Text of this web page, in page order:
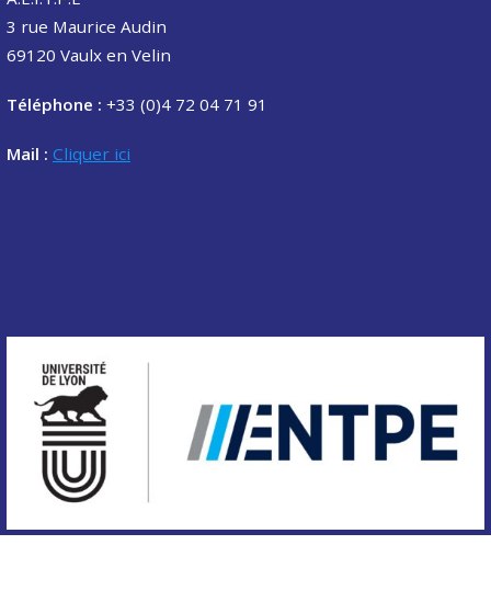
3 rue Maurice Audin
69120 Vaulx en Velin
Téléphone : +33 (0)4 72 04 71 91
Mail : Cliquer ici